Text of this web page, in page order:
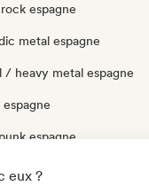
espagne
metal espagne
/ heavy metal espagne
espagne
espagne
rock espagne
eux ?